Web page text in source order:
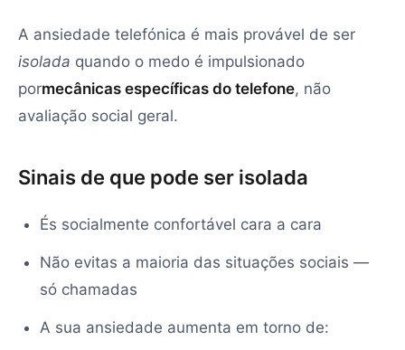
A ansiedade telefónica é mais provável de ser
isolada quando o medo é impulsionado
pormecânicas específicas do telefone, não
avaliação social geral.
Sinais de que pode ser isolada
És socialmente confortável cara a cara
Não evitas a maioria das situações sociais —
só chamadas
A sua ansiedade aumenta em torno de: